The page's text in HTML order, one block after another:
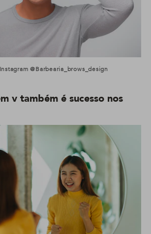
@barbearia_brows_design
v também é sucesso nos